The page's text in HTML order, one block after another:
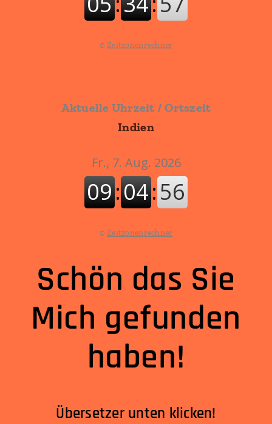
©Zeitzonenrechner
Aktuelle Uhrzeit / Ortszeit
Indien
©Zeitzonenrechner
Schön das Sie
Mich gefunden
haben!
Übersetzer unten klicken!